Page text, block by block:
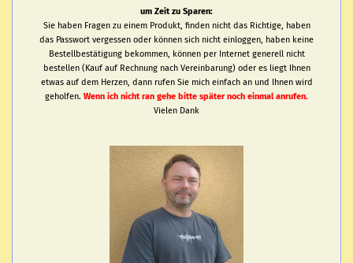
um Zeit zu Sparen:
Sie haben Fragen zu einem Produkt, finden nicht das Richtige, haben
das Passwort vergessen oder können sich nicht einloggen, haben keine
Bestellbestätigung bekommen, können per Internet generell nicht
bestellen (Kauf auf Rechnung nach Vereinbarung) oder es liegt Ihnen
etwas auf dem Herzen, dann rufen Sie mich einfach an und Ihnen wird
geholfen. Wenn ich nicht ran gehe bitte später noch einmal anrufen.
Vielen Dank